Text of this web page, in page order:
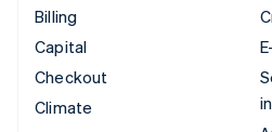
Billing
Capital
Checkout
Climate